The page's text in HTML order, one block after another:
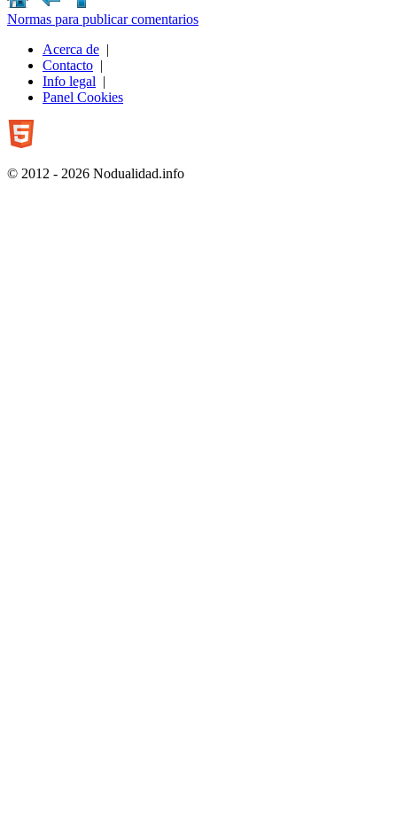
Normas para publicar comentarios
Acerca de |
Contacto |
Info legal |
Panel Cookies
© 2012 - 2026 Nodualidad.info